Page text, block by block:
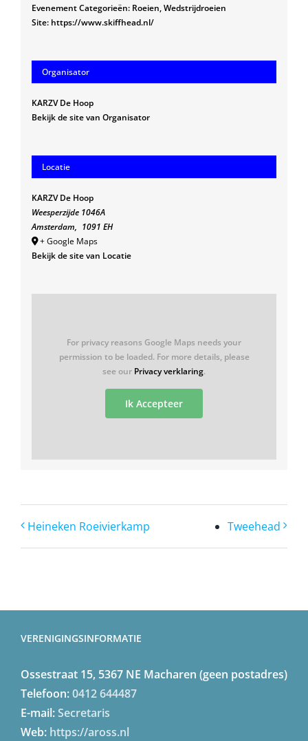
Evenement Categorieën: Roeien,Wedstrijdroeien
Site: https://www.skiffhead.nl/
Organisator
KARZV De Hoop
Bekijk de site van Organisator
Locatie
KARZV De Hoop
Weesperzijde 1046A
Amsterdam, 1091 EH
+ Google Maps
Bekijk de site van Locatie
For privacy reasons Google Maps needs your
permission to be loaded. For more details, please
see our Privacy verklaring.
Ik Accepteer
Heineken Roeivierkamp Tweehead
VERENIGINGSINFORMATIE
Ossestraat 15, 5367 NE Macharen (geen postadres)
Telefoon:0412 644487
E-mail:Secretaris
Web: https://aross.nl